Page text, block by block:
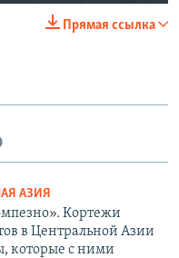
Прямая ссылка
АЗИЯ
Кортежи
в Центральной Азии
которые с ними